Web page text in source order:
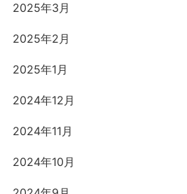
2025年3月
2025年2月
2025年1月
2024年12月
2024年11月
2024年10月